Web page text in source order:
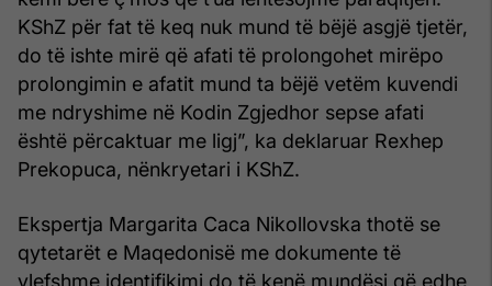
KShZ për fat të keq nuk mund të bëjë asgjë tjetër,
do të ishte mirë që afati të prolongohet mirëpo
prolongimin e afatit mund ta bëjë vetëm kuvendi
me ndryshime në Kodin Zgjedhor sepse afati
është përcaktuar me ligj”, ka deklaruar Rexhep
Prekopuca, nënkryetari i KShZ.
Ekspertja Margarita Caca Nikollovska thotë se
qytetarët e Maqedonisë me dokumente të
vlefshme identifikimi do të kenë mundësi që edhe